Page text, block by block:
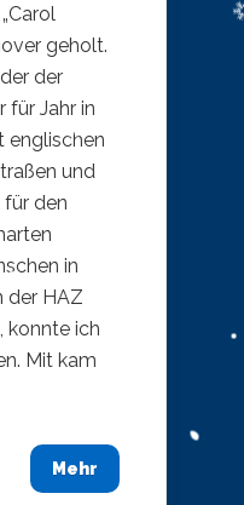
geholt.
der
für Jahr in
englischen
und
den
in
der HAZ
konnte ich
Mit kam
Mehr